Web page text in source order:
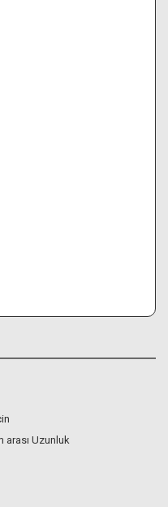
arası Uzunluk